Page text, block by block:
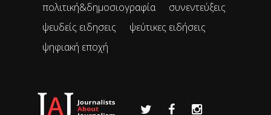
πολιτική&δημοσιογραφία
συνεντεύξεις
ψευδείς ειδησεις
ψεύτικες ειδήσεις
ψηφιακή εποχή